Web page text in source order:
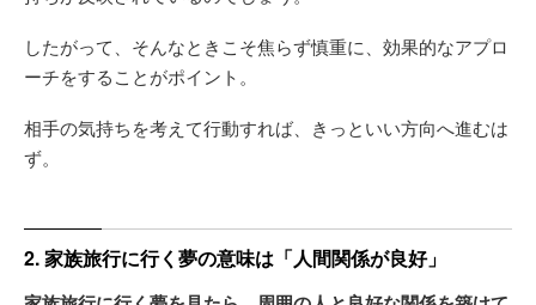
したがって、そんなときこそ焦らず慎重に、効果的なアプロ
ーチをすることがポイント。
相手の気持ちを考えて行動すれば、きっといい方向へ進むは
ず。
2. 家族旅行に行く夢の意味は「人間関係が良好」